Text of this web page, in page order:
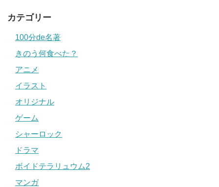
カテゴリー
100分de名著
きのう何食べた？
アニメ
イラスト
オリジナル
ゲーム
シャーロック
ドラマ
ボイドテラリュウム2
マンガ